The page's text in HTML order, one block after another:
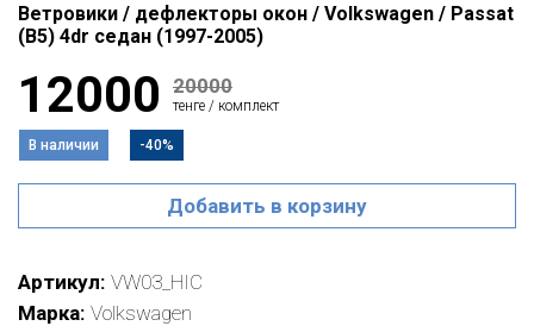
Ветровики / дефлекторы окон / Volkswagen / Passat
(B5) 4dr седан (1997-2005)
12000 20000
тенге / комплект
В наличии -40%
Добавить в корзину
Артикул VW03_HIC
Марка Volkswagen